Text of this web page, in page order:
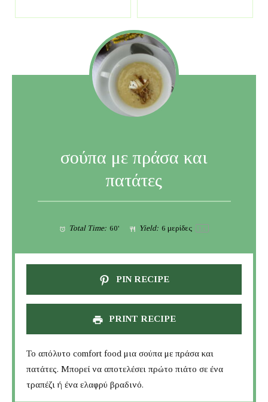
σούπα με πράσα και
πατάτες
Total Time: 60' Yield: 6 μερίδες 1 x
PIN RECIPE
PRINT RECIPE
Το απόλυτο comfort food μια σούπα με πράσα και
πατάτες. Μπορεί να αποτελέσει πρώτο πιάτο σε ένα
τραπέζι ή ένα ελαφρύ βραδινό.